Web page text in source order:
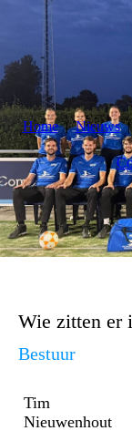
Home Nieuws
Wie zitten er
Bestuur
Tim
Nieuwenhout